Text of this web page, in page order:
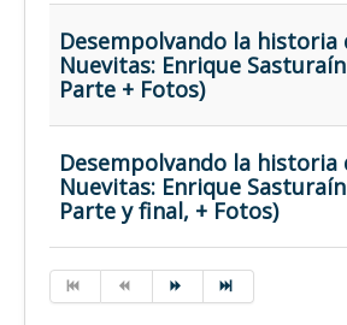
Desempolvando la historia
Nuevitas: Enrique
Parte + Fotos)
Desempolvando la historia
Nuevitas: Enrique
Parte y final, + Fotos)